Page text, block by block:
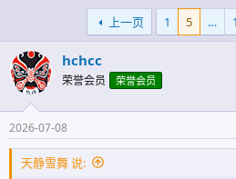
起
人
间
上一页
1 5 …
hchcc
荣誉会员 荣誉会员
2026-07-08
天静雪舞 说: